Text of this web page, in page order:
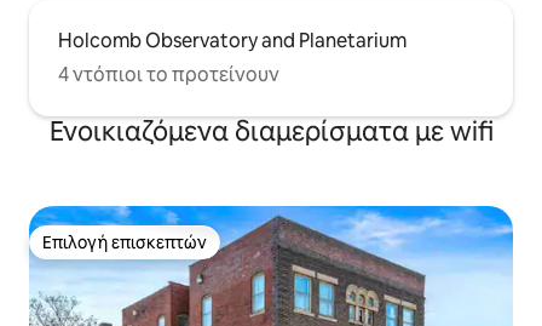
Holcomb Observatory and Planetarium
4 ντόπιοι το προτείνουν
Ενοικιαζόμενα διαμερίσματα με wifi
Επιλογή επισκεπτών
Επιλογή επισκεπτών